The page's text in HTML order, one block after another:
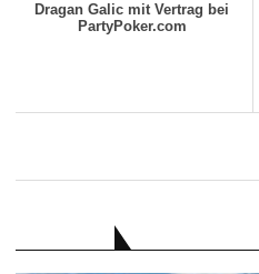
Dragan Galic mit Vertrag bei
PartyPoker.com